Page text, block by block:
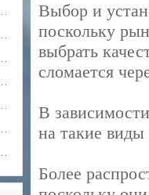
Выбор и
поскольку
выбрать
сломается
В
на такие
Более